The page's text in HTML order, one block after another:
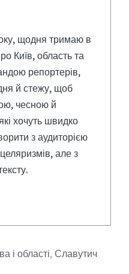
щодня тримаю в
Київ, область та
репортерів,
й стежу, щоб
чесною й
хочуть швидко
з аудиторією
але з
і області, Славутич